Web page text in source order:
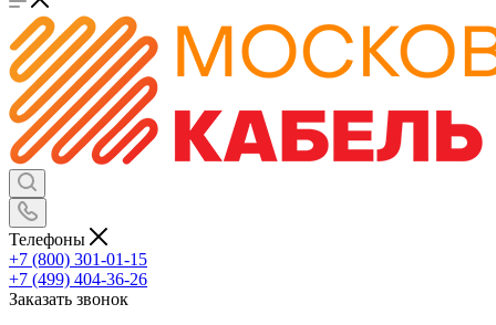
Телефоны
+7 (800) 301-01-15
+7 (499) 404-36-26
Заказать звонок